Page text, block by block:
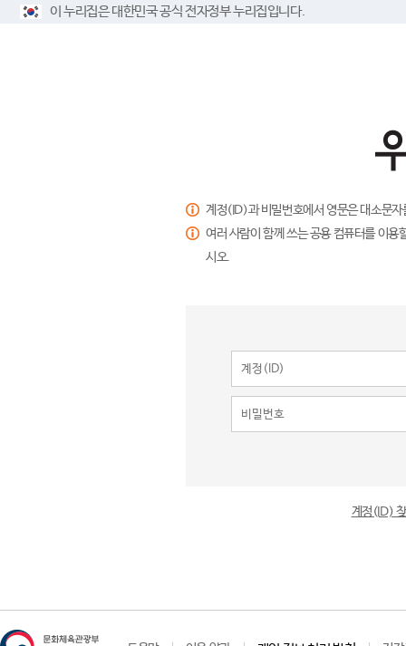
이 누리집은 대한민국 공식 전자정부 누리집입니다.
계정(ID)과 비밀번호에서 영문은 대소문
여러 사람이 함께 쓰는 공용 컴퓨터를 이
시오.
계정(ID)